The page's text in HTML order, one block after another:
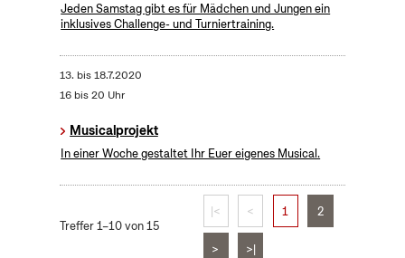
Jeden Samstag gibt es für Mädchen und Jungen ein
inklusives Challenge- und Turniertraining.
13. bis18.7.2020
16 bis 20 Uhr
Musicalprojekt
In einer Woche gestaltet Ihr Euer eigenes Musical.
Treffer 1–10 von 15
|< < 1 2
> >|